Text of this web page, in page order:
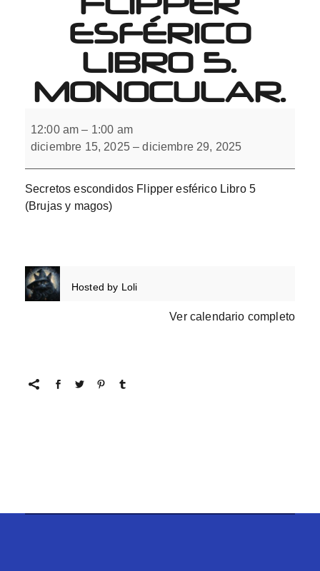
ESFÉRICO
LIBRO 5.
MONOCULAR.
escondidos
Flipper
esférico
5.
Monocular.
12:00 am – 1:00 am
diciembre 15, 2025 –diciembre 29, 2025
Secretos escondidos Flipper esférico Libro 5
(Brujas y magos)
Hosted by Loli
Ver calendario completo